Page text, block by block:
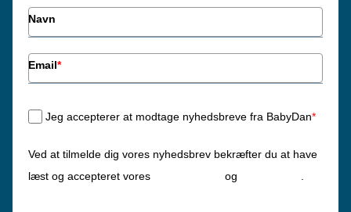
Navn
Email*
Jeg accepterer at modtage nyhedsbreve fra BabyDan*
Ved at tilmelde dig vores nyhedsbrev bekræfter du at have
læst og accepteret vores
og